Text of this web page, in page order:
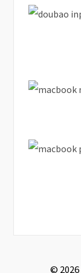
© 2026